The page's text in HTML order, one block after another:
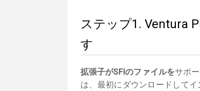
ステップ1. Ventura
す
拡張子がSFIのファイルをサポ
は、最初にダウンロードして